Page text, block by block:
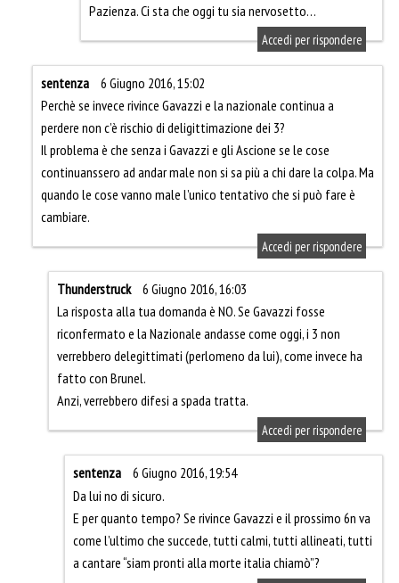
Pazienza. Ci sta che oggi tu sia nervosetto…
Accedi per rispondere
sentenza
6 Giugno 2016, 15:02
Perchè se invece rivince Gavazzi e la nazionale continua a
perdere non c’è rischio di deligittimazione dei 3?
Il problema è che senza i Gavazzi e gli Ascione se le cose
continuanssero ad andar male non si sa più a chi dare la colpa. Ma
quando le cose vanno male l’unico tentativo che si può fare è
cambiare.
Accedi per rispondere
Thunderstruck
6 Giugno 2016, 16:03
La risposta alla tua domanda è NO. Se Gavazzi fosse
riconfermato e la Nazionale andasse come oggi, i 3 non
verrebbero delegittimati (perlomeno da lui), come invece ha
fatto con Brunel.
Anzi, verrebbero difesi a spada tratta.
Accedi per rispondere
sentenza
6 Giugno 2016, 19:54
Da lui no di sicuro.
E per quanto tempo? Se rivince Gavazzi e il prossimo 6n va
come l’ultimo che succede, tutti calmi, tutti allineati, tutti
a cantare “siam pronti alla morte italia chiamò”?